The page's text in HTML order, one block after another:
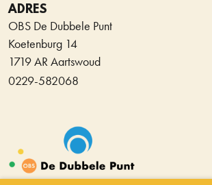
ADRES
OBS De Dubbele Punt
Koetenburg 14
1719 AR Aartswoud
0229-582068